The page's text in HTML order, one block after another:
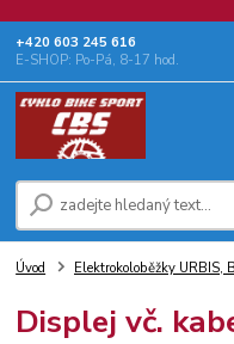
+‭420 603 245 616‬
E-SHOP: Po-Pá, 8-17 hod.
Úvod Elektrokoloběžky URBIS,
Displej vč.